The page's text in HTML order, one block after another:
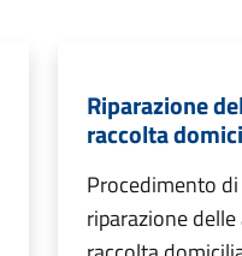
Riparazione
raccolta
Procedimento
riparazione